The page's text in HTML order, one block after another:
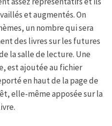
et augmentés. On
un nombre qui sera
des livres sur les futures
la salle de lecture. Une
est ajoutée au fichier
en haut de la page de
elle-même apposée sur la